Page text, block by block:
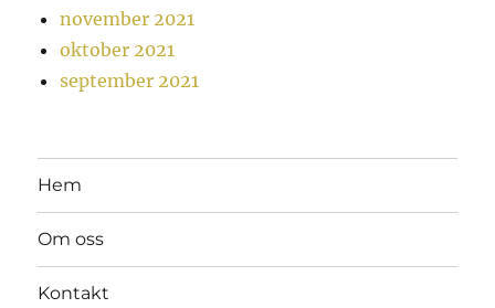
november 2021
oktober 2021
september 2021
Hem
Om oss
Kontakt